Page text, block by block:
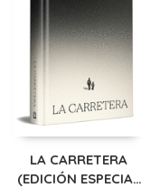
LA CARRETERA
(EDICIÓN ESPECIAL